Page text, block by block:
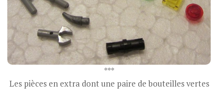
***
Les pièces en extra dont une paire de bouteilles vertes